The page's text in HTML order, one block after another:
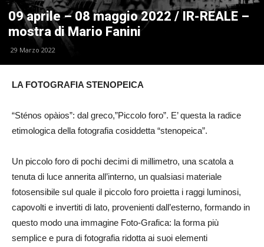
09 aprile – 08 maggio 2022 / IR-REALE –
mostra di Mario Fanini
29 Marzo 2022
LA FOTOGRAFIA STENOPEICA
“Sténos opàios”: dal greco,”Piccolo foro”. E’ questa la radice
etimologica della fotografia cosiddetta “stenopeica”.
Un piccolo foro di pochi decimi di millimetro, una scatola a
tenuta di luce annerita all’interno, un qualsiasi materiale
fotosensibile sul quale il piccolo foro proietta i raggi luminosi,
capovolti e invertiti di lato, provenienti dall’esterno, formando in
questo modo una immagine Foto-Grafica: la forma più
semplice e pura di fotografia ridotta ai suoi elementi